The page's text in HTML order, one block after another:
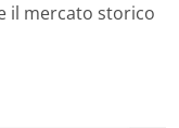
il mercato storico